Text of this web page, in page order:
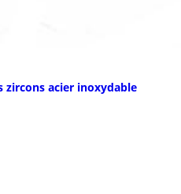
zircons acier inoxydable